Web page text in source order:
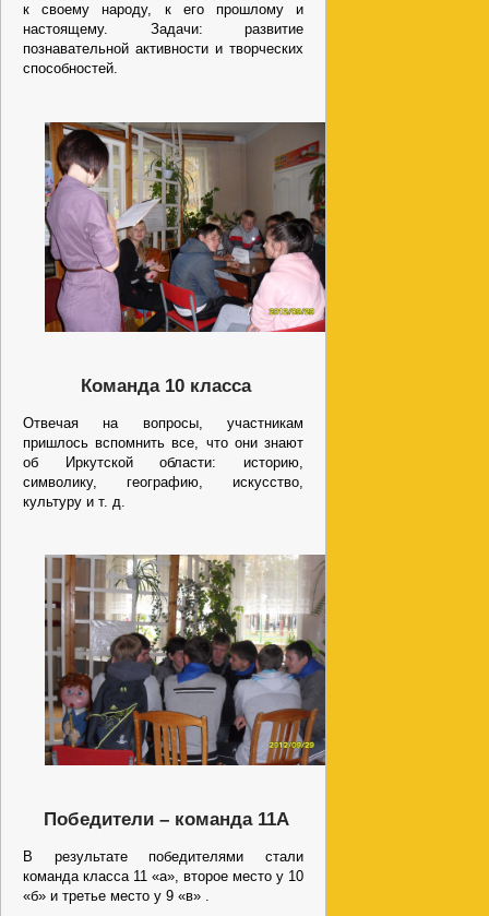
к своему народу, к его прошлому и
настоящему. Задачи: развитие
познавательной активности и творческих
способностей.
Команда 10 класса
Отвечая на вопросы, участникам
пришлось вспомнить все, что они знают
об Иркутской области: историю,
символику, географию, искусство,
культуру и т. д.
Победители – команда 11А
В результате победителями стали
команда класса 11 «а», второе место у 10
«б» и третье место у 9 «в» .